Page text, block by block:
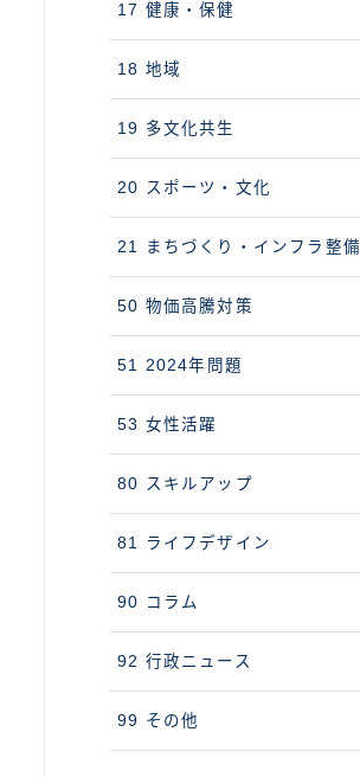
17 健康・保健
18 地域
19 多文化共生
20 スポーツ・文化
21 まちづくり・インフラ整備
50 物価高騰対策
51 2024年問題
53 女性活躍
80 スキルアップ
81 ライフデザイン
90 コラム
92 行政ニュース
99 その他